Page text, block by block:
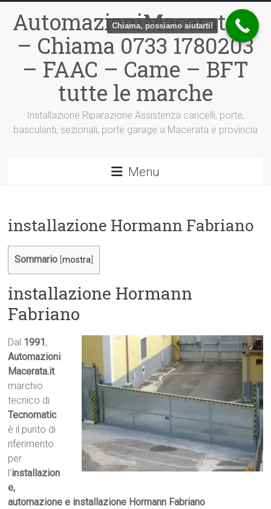
contenuto
AutomazioniMacerata.it
– Chiama 0733 1780203
– FAAC – Came – BFT
tutte le marche
Installazione Riparazione Assistenza cancelli, porte,
basculanti, sezionali, porte garage a Macerata e provincia
Menu
installazione Hormann Fabriano
Sommario [mostra
installazione Hormann
Fabriano
Dal 1991 ,
Automazioni
Macerata.it
marchio
tecnico di
Tecnomatic
è il punto di
riferimento
per
l’installazion
e,
automazione e installazione Hormann Fabriano
Chiama, possiamo aiutarti!